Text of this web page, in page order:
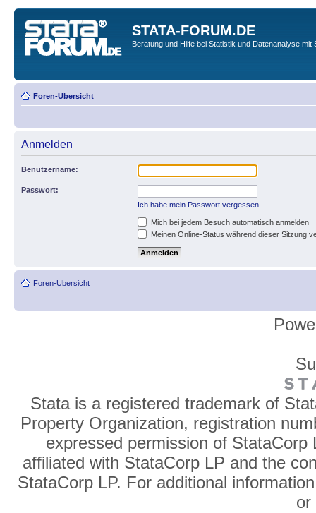
STATA-FORUM.DE
Beratung und Hilfe bei Statistik und Datenanalyse mit
Foren-Übersicht
Anmelden
Benutzername:
Passwort:
Ich habe mein Passwort vergessen
Mich bei jedem Besuch automatisch anmelden
Meinen Online-Status während dieser Sitzung
Foren-Übersicht
Stata is a registered trademark of
Property Organization, registration
expressed permission of
affiliated with StataCorp LP and the
StataCorp LP. For additional
or